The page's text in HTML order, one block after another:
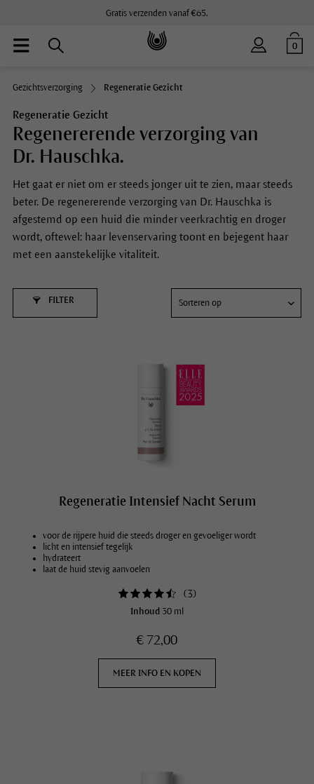
Gratis verzenden vanaf €65.
0
Gezichtsverzorging Regeneratie Gezicht
Regeneratie Gezicht
Regenererende verzorging van
Dr. Hauschka.
Het gaat er niet om er steeds jonger uit te zien, maar steeds
beter. De regenererende verzorging van Dr. Hauschka is
afgestemd op een huid die minder veerkrachtig en droger
wordt, oftewel: haar levenservaring toont en bejegent haar
met een aanstekelijke vitaliteit.
FILTER
Regeneratie Intensief Nacht Serum
voor de rijpere huid die steeds droger en gevoeliger wordt
licht en intensief tegelijk
hydrateert
laat de huid stevig aanvoelen
(3)
Inhoud 30 ml
€ 72,00
MEER INFO EN KOPEN